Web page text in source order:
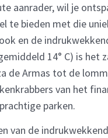
aanrader, wil je
te bieden met die
en de
14° C) is het
de Armas tot de
van het
parken.
van de